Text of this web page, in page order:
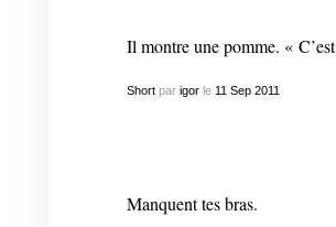
Il montre une pomme. «
Shortpar igorle 11 Sep 2011
Manquent tes bras.